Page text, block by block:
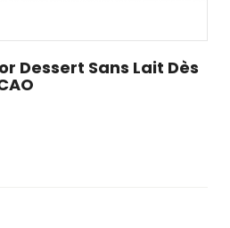
Dessert Sans Lait Dès